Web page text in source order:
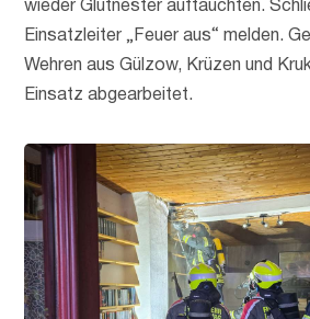
wieder Glutnester auftauchten.
Einsatzleiter „Feuer aus“ melden.
Wehren aus Gülzow, Krüzen und
Einsatz abgearbeitet.